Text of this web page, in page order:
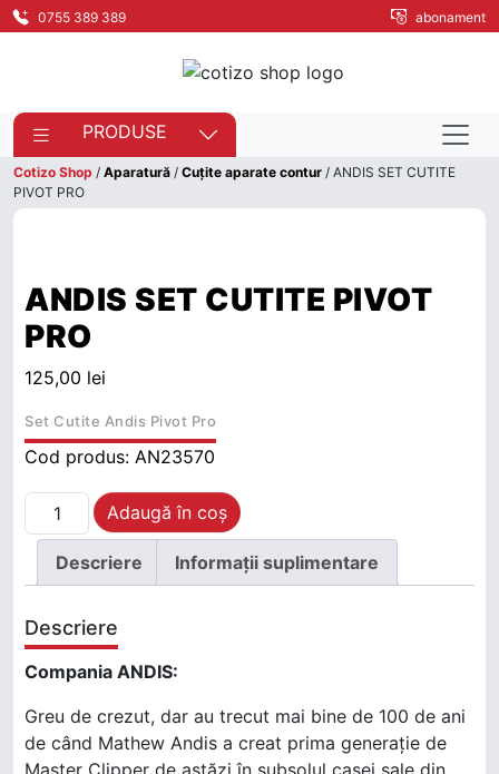
0755 389 389 abonament
PRODUSE
Cotizo Shop / Aparatură / Cuțite aparate contur / ANDIS SET CUTITE
PIVOT PRO
ANDIS SET CUTITE PIVOT
PRO
125,00 lei
Set Cutite Andis Pivot Pro
Cod produs: AN23570
Cantitate ANDIS SET CUTITE PIVOT PRO
Adaugă în coș
Descriere Informații suplimentare
Descriere
Compania ANDIS:
Greu de crezut, dar au trecut mai bine de 100 de ani
de când Mathew Andis a creat prima generație de
Master Clipper de astăzi în subsolul casei sale din